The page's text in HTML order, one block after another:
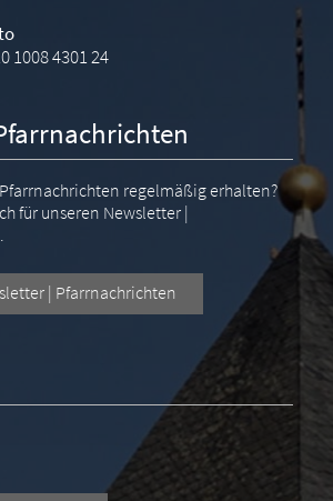
1008 4301 24
regelmäßig erhalten?
für unseren Newsletter |
| Pfarrnachrichten